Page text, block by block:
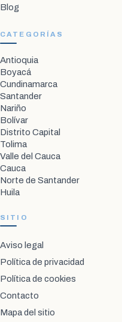
Blog
CATEGORÍAS
Antioquia
Boyacá
Cundinamarca
Santander
Nariño
Bolívar
Distrito Capital
Tolima
Valle del Cauca
Cauca
Norte de Santander
Huila
SITIO
Aviso legal
Política de privacidad
Política de cookies
Contacto
Mapa del sitio